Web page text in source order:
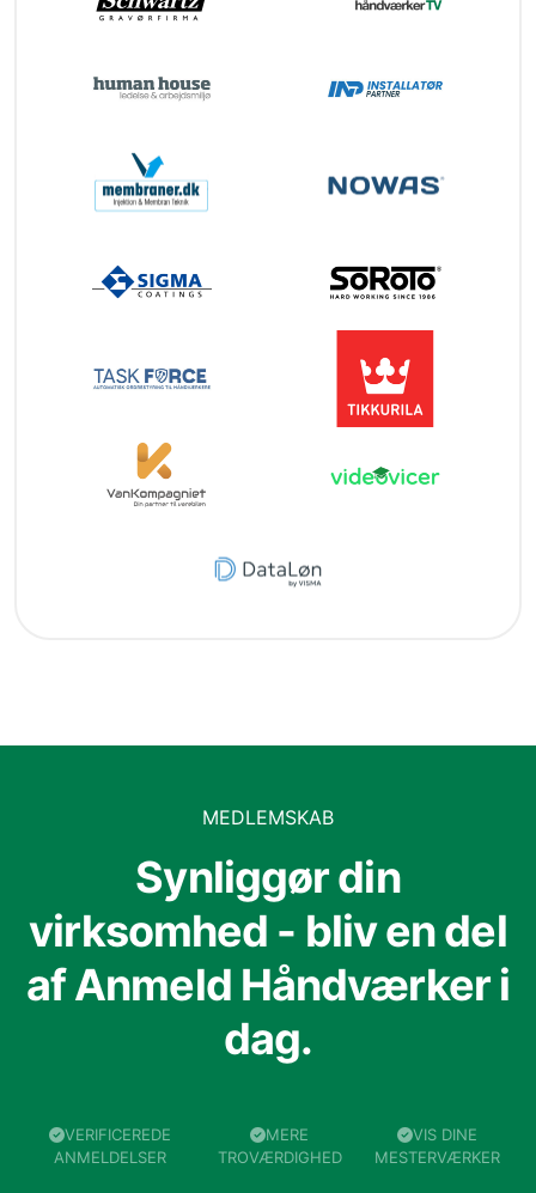
MEDLEMSKAB
Synliggør din
virksomhed - bliv en del
af Anmeld Håndværker i
dag.
VERIFICEREDE
ANMELDELSER
MERE
TROVÆRDIGHED
VIS DINE
MESTERVÆRKER